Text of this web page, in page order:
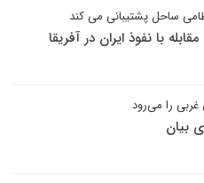
ساحل پشتیبانی می کند
با نفوذ ایران در آفریقا
غربی را می‌رود
بیان